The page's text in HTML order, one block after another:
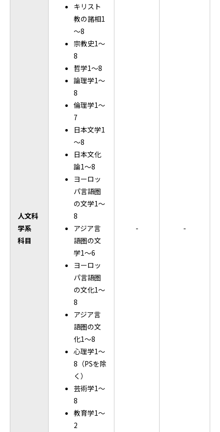
人文科
学系
科目
キリスト
教の諸相1
～8
宗教史1～
8
哲学1～8
論理学1～
8
倫理学1～
7
日本文学1
～8
日本文化
論1～8
ヨーロッ
パ言語圏
の文学1～
8
アジア言
語圏の文
学1～6
ヨーロッ
パ言語圏
の文化1～
8
アジア言
語圏の文
化1～8
心理学1～
8（PSを除
く）
芸術学1～
8
教育学1～
2
- -